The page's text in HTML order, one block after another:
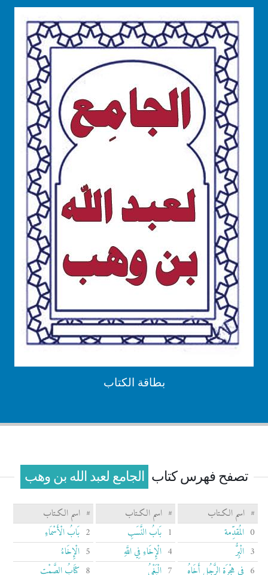
بطاقة الكتاب
تصفح فهرس كتاب الجامع لعبد الله بن وهب
# اسم الكـتاب # اسم الكـتاب # اسم الكـتاب
0 المُقدِّمة 1 بَابُ النَّسَبِ 2 بَابُ الْأَسْمَاءِ
3 الْبِرُّ 4 الْإِخَاءِ فِي اللَّهِ 5 الْإِخَاءُ
6 فِي هِجْرَةِ الرَّجُلِ أَخَاهُ 7 الْبَغْيُ 8 كِتَابُ الصَّمْتِ